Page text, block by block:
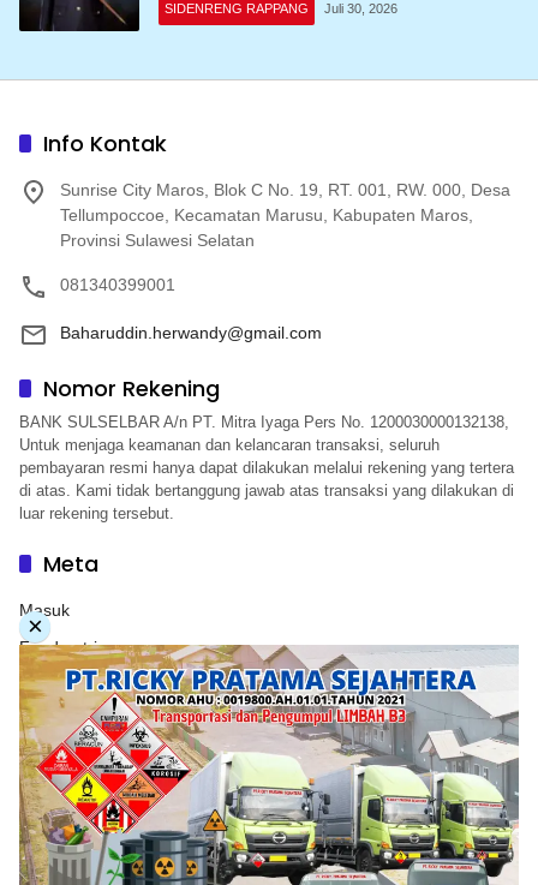
SIDENRENG RAPPANG Juli 30, 2026
Info Kontak
Sunrise City Maros, Blok C No. 19, RT. 001, RW. 000, Desa
Tellumpoccoe, Kecamatan Marusu, Kabupaten Maros,
Provinsi Sulawesi Selatan
081340399001
Baharuddin.herwandy@gmail.com
Nomor Rekening
BANK SULSELBAR A/n PT. Mitra Iyaga Pers No. 1200030000132138,
Untuk menjaga keamanan dan kelancaran transaksi, seluruh
pembayaran resmi hanya dapat dilakukan melalui rekening yang tertera
di atas. Kami tidak bertanggung jawab atas transaksi yang dilakukan di
luar rekening tersebut.
Meta
Masuk
Feed entri
Feed komentar
WordPress.org
×